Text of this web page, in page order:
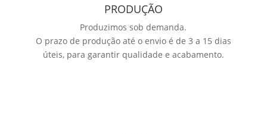
PRODUÇÃO
Produzimos sob demanda.
O prazo de produção até o envio é de 3 a 15 dias
úteis, para garantir qualidade e acabamento.